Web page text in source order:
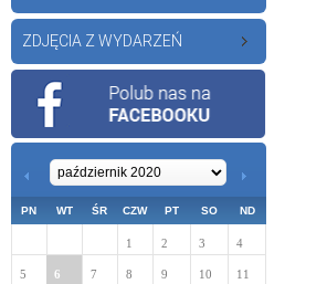
ZDJĘCIA Z WYDARZEŃ
PN WT ŚR CZW PT SO ND
1 2 3 4
5 6 7 8 9 10 11